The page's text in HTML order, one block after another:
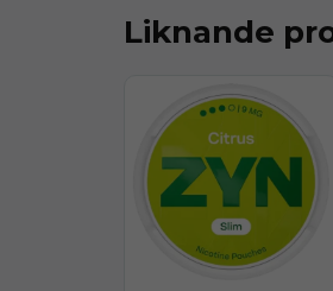
Liknande